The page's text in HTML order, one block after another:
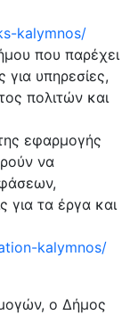
kalymnos/
που παρέχει
για υπηρεσίες,
πολιτών και
εφαρμογής
να
για τα έργα και
kalymnos/
ο Δήμος